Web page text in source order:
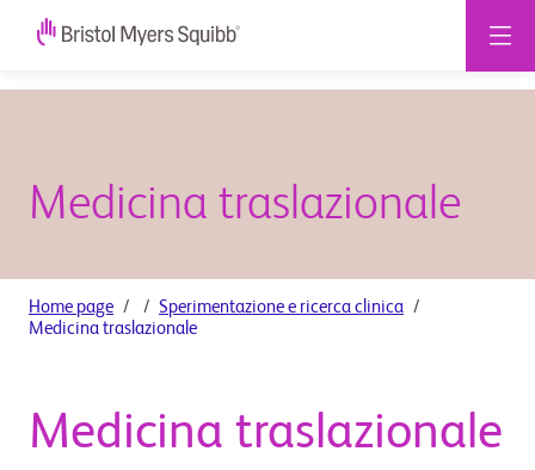
Medicina traslazionale
Home page
Sperimentazione e ricerca clinica
Medicina traslazionale
Medicina traslazionale